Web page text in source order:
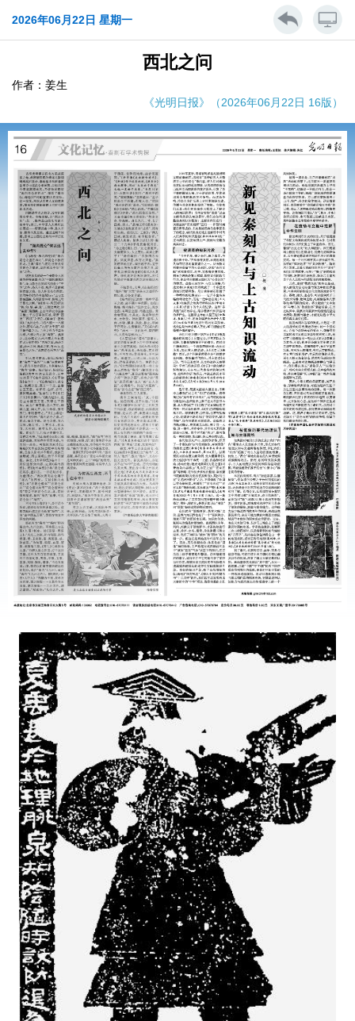
2026年06月22日 星期一
西北之问
作者：姜生
《光明日报》（2026年06月22日 16版）